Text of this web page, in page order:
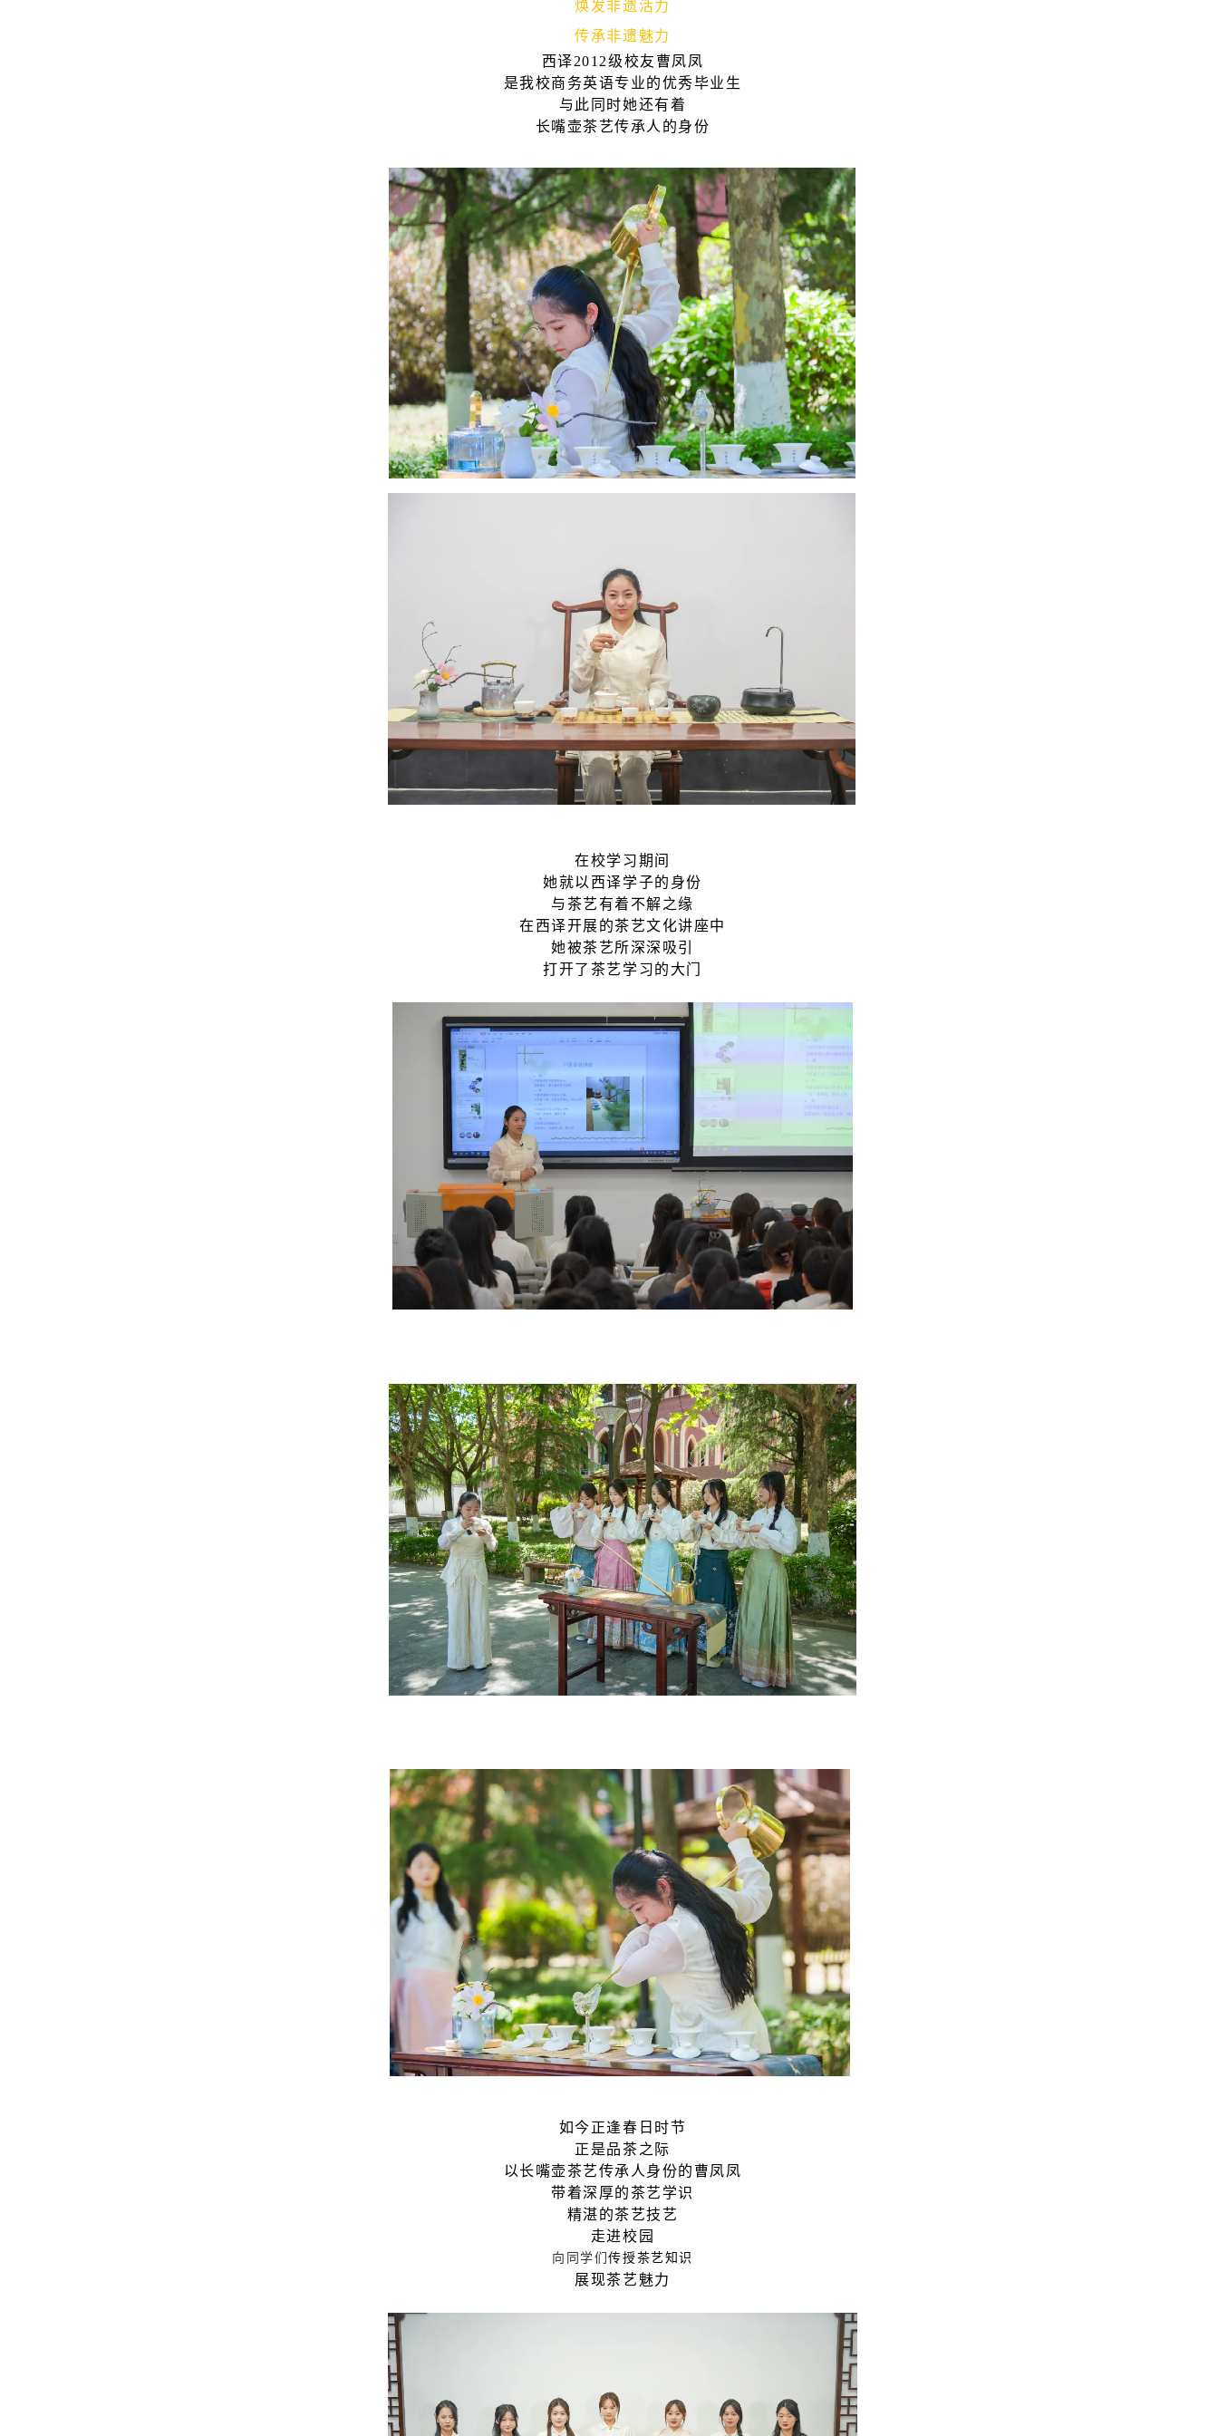
焕发非遗活力
传承非遗魅力
西译2012级校友曹凤凤
是我校商务英语专业的优秀毕业生
与此同时她还有着
长嘴壶茶艺传承人的身份
在校学习期间
她就以西译学子的身份
与茶艺有着不解之缘
在西译开展的茶艺文化讲座中
她被茶艺所深深吸引
打开了茶艺学习的大门
如今正逢春日时节
正是品茶之际
以长嘴壶茶艺传承人身份的曹凤凤
带着深厚的茶艺学识
精湛的茶艺技艺
走进校园
向同学们传授茶艺知识
展现茶艺魅力